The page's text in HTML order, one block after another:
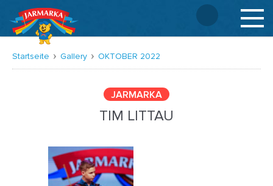
Deutsch
Startseite Gallery OKTOBER 2022
JARMARKA
TIM LITTAU